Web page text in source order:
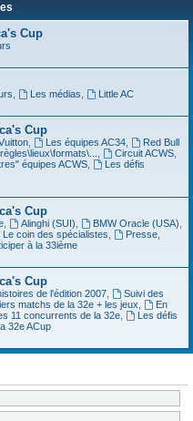
Cup
, Les médias,
Little AC
Cup
, Les équipes AC34,
Red Bull
, Circuit ACWS,
équipes ACWS,
Les défis
Cup
, Alinghi (SUI), BMW Oracle (USA),
Le coin des spécialistes,
Presse,
à la 33ième
Cup
de l'édition 2007,
Suivi des
matchs de la 32e + les jeux,
En
11 concurrents de la 32e,
Les défis
32e ACup